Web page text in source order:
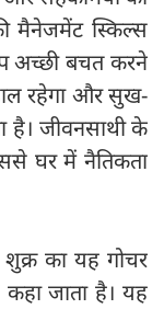
मैनेजमेंट स्किल्स
अच्छी बचत करने
रहेगा और सुख-
है। जीवनसाथी के
घर में नैतिकता
का यह गोचर
कहा जाता है। यह